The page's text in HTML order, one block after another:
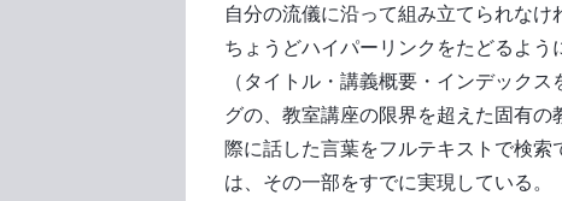
自分の流儀に沿って組み立てられなけ
ちょうどハイパーリンクをたどるよ
（タイトル・講義概要・インデック
グの、教室講座の限界を超えた固有
際に話した言葉をフルテキストで検
は、その一部をすでに実現している。